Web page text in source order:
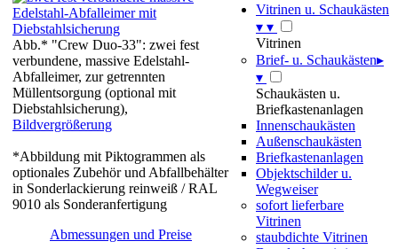
Abb.* "Crew Duo-33": zwei fest
verbundene, massive Edelstahl-
Abfalleimer, zur getrennten
Müllentsorgung (optional mit
Diebstahlsicherung),
Bildvergrößerung
*Abbildung mit Piktogrammen als
optionales Zubehör und Abfallbehälter
in Sonderlackierung reinweiß / RAL
9010 als Sonderanfertigung
Abmessungen und Preise
Vitrinen u. Schaukästen
▾ ▾
Vitrinen
Brief- u. Schaukästen▸
▾
Schaukästen u.
Briefkastenanlagen
Innenschaukästen
Außenschaukästen
Briefkastenanlagen
Objektschilder u.
Wegweiser
sofort lieferbare
Vitrinen
staubdichte Vitrinen